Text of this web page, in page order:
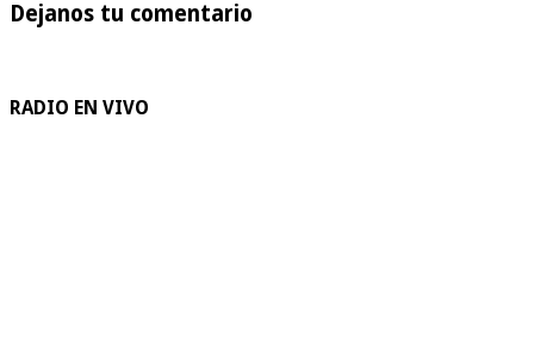
Dejanos tu comentario
RADIO EN VIVO